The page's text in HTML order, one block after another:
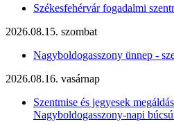
Székesfehérvár fogadalmi
2026.08.15. szombat
Nagyboldogasszony ünnep -
2026.08.16. vasárnap
Szentmise és jegyesek
Nagyboldogasszony-napi